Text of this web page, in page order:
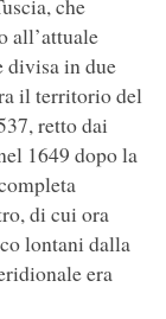
che
all’attuale
divisa in due
il territorio del
retto dai
1649 dopo la
di cui ora
lontani dalla
era